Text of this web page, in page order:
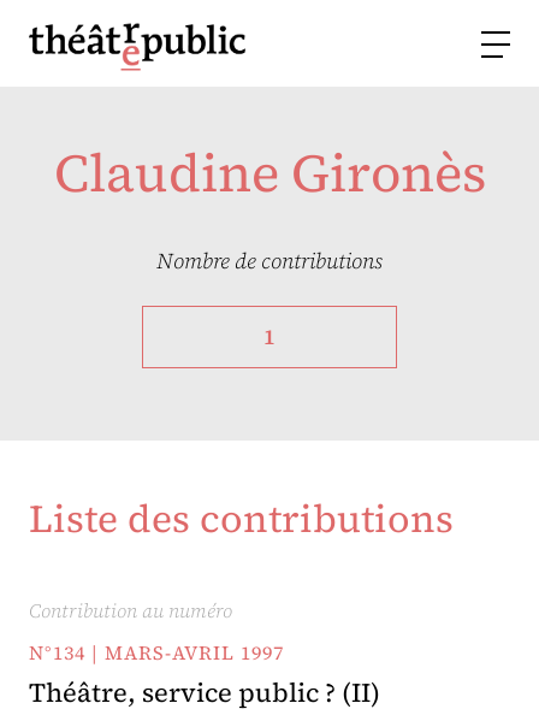
Claudine Gironès
Nombre de contributions
1
Liste des contributions
Contribution au numéro
N°134 | MARS-AVRIL 1997
Théâtre, service public ? (II)